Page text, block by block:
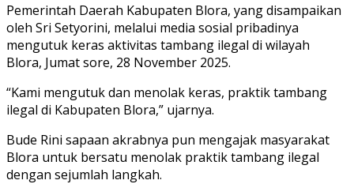
Pemerintah Daerah Kabupaten Blora, yang disampaikan
oleh Sri Setyorini, melalui media sosial pribadinya
mengutuk keras aktivitas tambang ilegal di wilayah
Blora, Jumat sore, 28 November 2025.
“Kami mengutuk dan menolak keras, praktik tambang
ilegal di Kabupaten Blora,” ujarnya.
Bude Rini sapaan akrabnya pun mengajak masyarakat
Blora untuk bersatu menolak praktik tambang ilegal
dengan sejumlah langkah.